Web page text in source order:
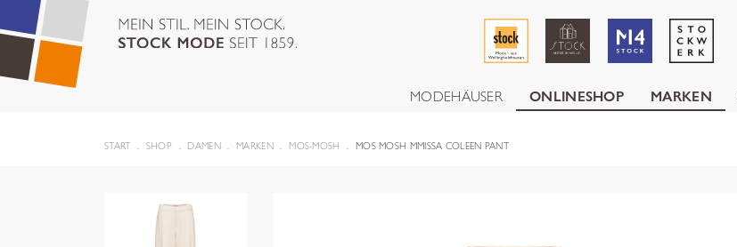
MODEHÄUSER ONLINESHOP MARKEN
START SHOP DAMEN MARKEN MOS-MOSH MOS MOSH MMISSA COLEEN PANT